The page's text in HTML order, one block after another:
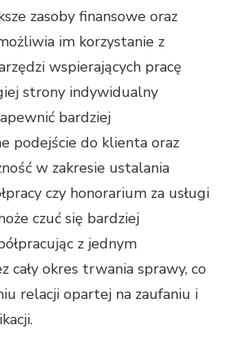
zasoby finansowe oraz
im korzystanie z
wspierających pracę
strony indywidualny
bardziej
podejście do klienta oraz
w zakresie ustalania
czy honorarium za usługi
czuć się bardziej
z jednym
cały okres trwania sprawy, co
relacji opartej na zaufaniu i